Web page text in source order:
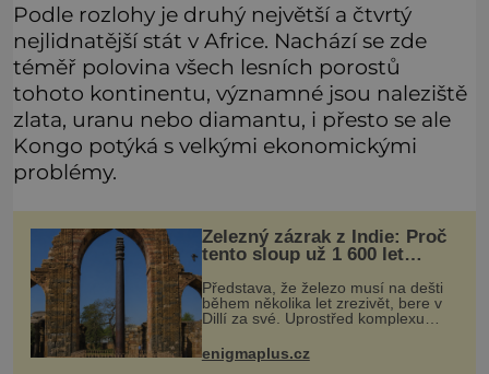
Podle rozlohy je druhý největší a čtvrtý
nejlidnatější stát v Africe. Nachází se zde
téměř polovina všech lesních porostů
tohoto kontinentu, významné jsou naleziště
zlata, uranu nebo diamantu, i přesto se ale
Kongo potýká s velkými ekonomickými
problémy.
Železný zázrak z Indie: Proč
tento sloup už 1 600 let
nezná rez?
Představa, že železo musí na dešti
během několika let zrezivět, bere v
Dillí za své. Uprostřed komplexu
Qutb stojí více než sedm metrů
vysoký železný sloup, který už
přibližně 1 600 let odolává počasí
enigmaplus.cz